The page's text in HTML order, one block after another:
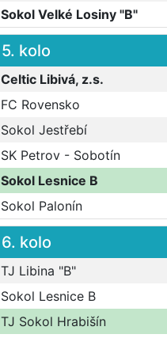
Sokol Velké Losiny "B"
5. kolo
Celtic Libivá, z.s.
FC Rovensko
Sokol Jestřebí
SK Petrov - Sobotín
Sokol Lesnice B
Sokol Palonín
6. kolo
TJ Libina "B"
Sokol Lesnice B
TJ Sokol Hrabišín